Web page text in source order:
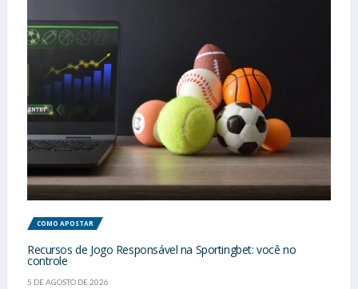
COMO APOSTAR
Recursos de Jogo Responsável na Sportingbet: você no
controle
5 DE AGOSTO DE 2026